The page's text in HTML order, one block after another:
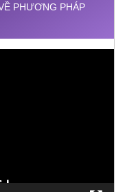
PHƯƠNG PHÁP